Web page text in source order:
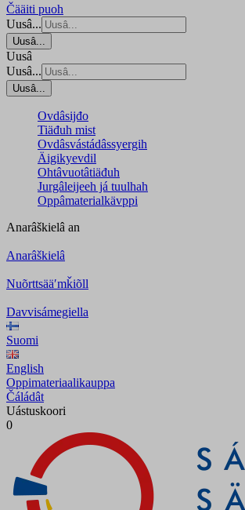
Čääiti puoh
Uusâ...
Uusâ...
Uusâ
Uusâ...
Uusâ...
Ovdâsijđo
Tiäđuh mist
Ovdâsvástádâssyergih
Äigikyevdil
Ohtâvuotâtiäđuh
Jurgâleijeeh já tuulhah
Oppâmaterialkävppi
Anarâškielâ an
Anarâškielâ
Nuõrttsääʹmǩiõll
Davvisámegiella
Suomi
English
Oppimateriaalikauppa
Čáládât
Uástuskoori
0